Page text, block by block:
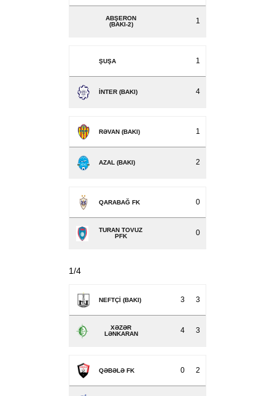
ABŞERON
(BAKI-2)
1
ŞUŞA 1
İNTER (BAKI) 4
RƏVAN (BAKI) 1
AZAL (BAKI) 2
QARABAĞ FK 0
TURAN TOVUZ
PFK
0
1/4
NEFTÇI (BAKI) 3
3
XƏZƏR
LƏNKARAN
3
4
QƏBƏLƏ FK 2
0